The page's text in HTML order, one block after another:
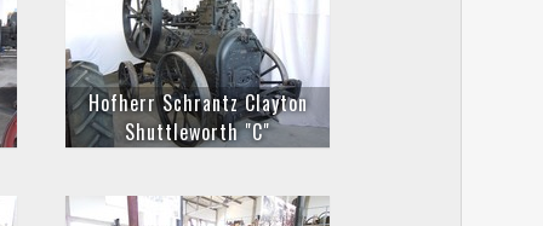
Hofherr Schrantz Clayton
Shuttleworth "C"